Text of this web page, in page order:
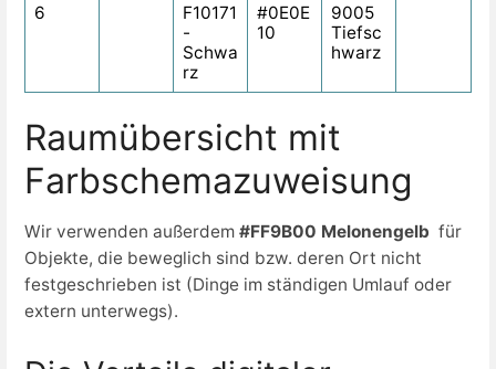
6
F10171
-
Schwa
rz
#0E0E
10
9005
Tiefsc
hwarz
Raumübersicht mit
Farbschemazuweisung
Wir verwenden außerdem #FF9B00 Melonengelb für
Objekte, die beweglich sind bzw. deren Ort nicht
festgeschrieben ist (Dinge im ständigen Umlauf oder
extern unterwegs).